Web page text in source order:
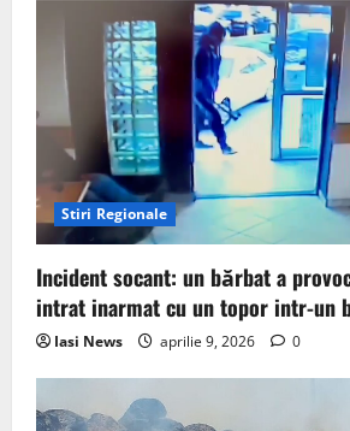
Stiri Regionale
Incident socant: un bărbat a
intrat inarmat cu un topor intr-un
Iasi News aprilie 9, 2026 0